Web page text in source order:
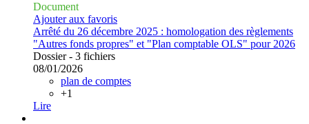
Document
Ajouter aux favoris
Arrêté du 26 décembre 2025 : homologation des règlements
"Autres fonds propres" et "Plan comptable OLS" pour 2026
Dossier - 3 fichiers
08/01/2026
plan de comptes
+1
Lire